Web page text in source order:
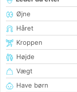
Øjne
Håret
Kroppen
Højde
Vægt
Have børn